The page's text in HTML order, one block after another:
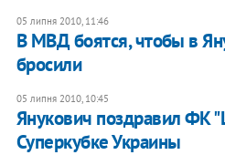
05 липня 2010, 11:46
В МВД боятся, чтобы в
бросили
05 липня 2010, 10:45
Янукович поздравил ФК
Суперкубке Украины